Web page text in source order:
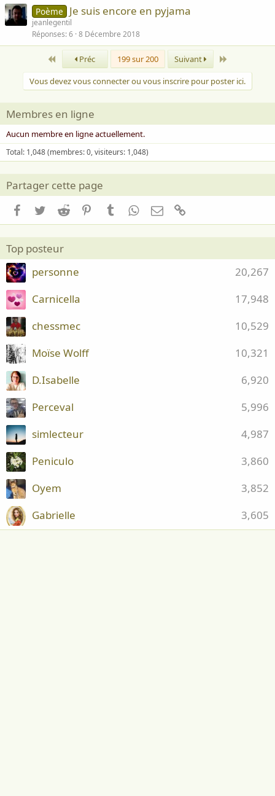
Poème Je suis encore en pyjama
jeanlegentil
Réponses 6 8 Décembre 2018
PremierPréc 199 sur 200 Suivant Dernier
Vous devez vous connecter ou vous inscrire pour poster ici.
Membres en ligne
Aucun membre en ligne actuellement.
Total: 1,048 (membres: 0, visiteurs: 1,048)
Partager cette page
Facebook
TwitterReddit PinterestTumblrWhatsApp
Email
Top posteur
20,267
personne
17,948
Carnicella
10,529
chessmec
10,321
Moïse Wolff
6,920
D.Isabelle
5,996
Perceval
4,987
simlecteur
3,860
Peniculo
3,852
Oyem
3,605
Gabrielle